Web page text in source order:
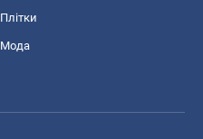
Плітки
Мода